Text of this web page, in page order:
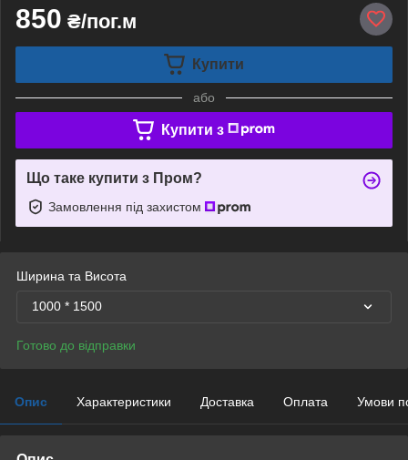
850 ₴/пог.м
Купити
або
Купити з
Що таке купити з Пром?
Замовлення під захистом
Ширина та Висота
1000 * 1500
Готово до відправки
Опис Характеристики Доставка Оплата Умови